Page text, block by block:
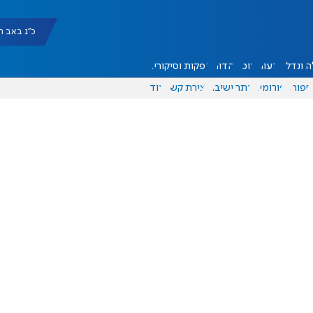
כ"ג באב תשפ"ו
ונדל"ן דעות אוכל יהדות הפקות וסיקורים
ספורט פורומים אתר ישיבה יצירת קשר עוד